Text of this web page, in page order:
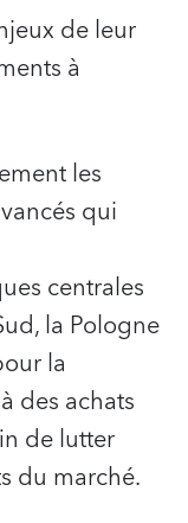
de leur
à
les
qui
centrales
la Pologne
la
des achats
de lutter
du marché.